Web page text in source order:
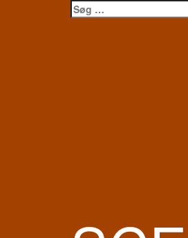
Søg
efter: